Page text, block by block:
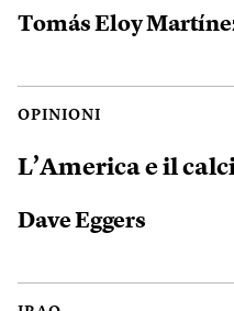
Tomás Eloy
OPINIONI
L’America e il
Dave Eggers